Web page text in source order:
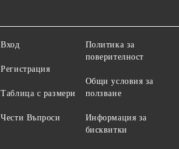
Вход
Регистрация
Таблица с размери
Чести Въпроси
Политика за
поверителност
Общи условия за
ползване
Информация за
бисквитки